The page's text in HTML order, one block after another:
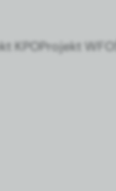
KPOPro­jekt WFOŚ